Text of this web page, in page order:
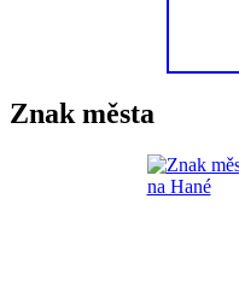
Znak města